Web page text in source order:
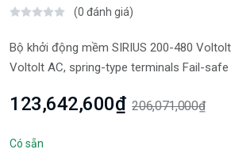
(0 đánh giá)
Bộ khởi động mềm SIRIUS 200-480
Voltolt AC, spring-type terminals Fail-safe
123,642,600₫ 206,071,000₫
Có sẵn